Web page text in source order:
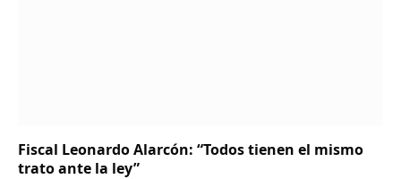
Fiscal Leonardo Alarcón: “Todos tienen el mismo
trato ante la ley”